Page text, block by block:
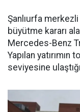
Şanlıurfa
büyütme kararı
Mercedes-Benz
Yapılan
seviyesine